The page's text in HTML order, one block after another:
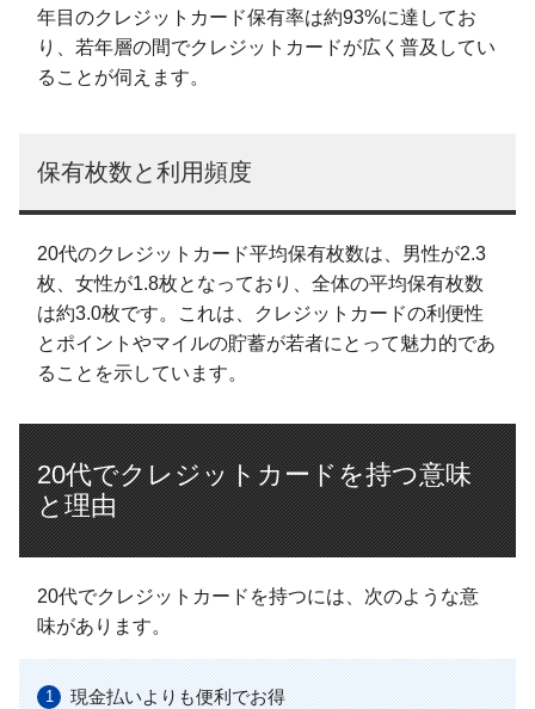
年目のクレジットカード保有率は約93%に達してお
り、若年層の間でクレジットカードが広く普及してい
ることが伺えます。
保有枚数と利用頻度
20代のクレジットカード平均保有枚数は、男性が2.3
枚、女性が1.8枚となっており、全体の平均保有枚数
は約3.0枚です。これは、クレジットカードの利便性
とポイントやマイルの貯蓄が若者にとって魅力的であ
ることを示しています。
20代でクレジットカードを持つ意味
と理由
20代でクレジットカードを持つには、次のような意
味があります。
現金払いよりも便利でお得